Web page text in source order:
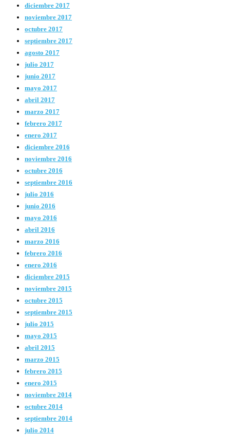
diciembre 2017
noviembre 2017
octubre 2017
septiembre 2017
agosto 2017
julio 2017
junio 2017
mayo 2017
abril 2017
marzo 2017
febrero 2017
enero 2017
diciembre 2016
noviembre 2016
octubre 2016
septiembre 2016
julio 2016
junio 2016
mayo 2016
abril 2016
marzo 2016
febrero 2016
enero 2016
diciembre 2015
noviembre 2015
octubre 2015
septiembre 2015
julio 2015
mayo 2015
abril 2015
marzo 2015
febrero 2015
enero 2015
noviembre 2014
octubre 2014
septiembre 2014
julio 2014